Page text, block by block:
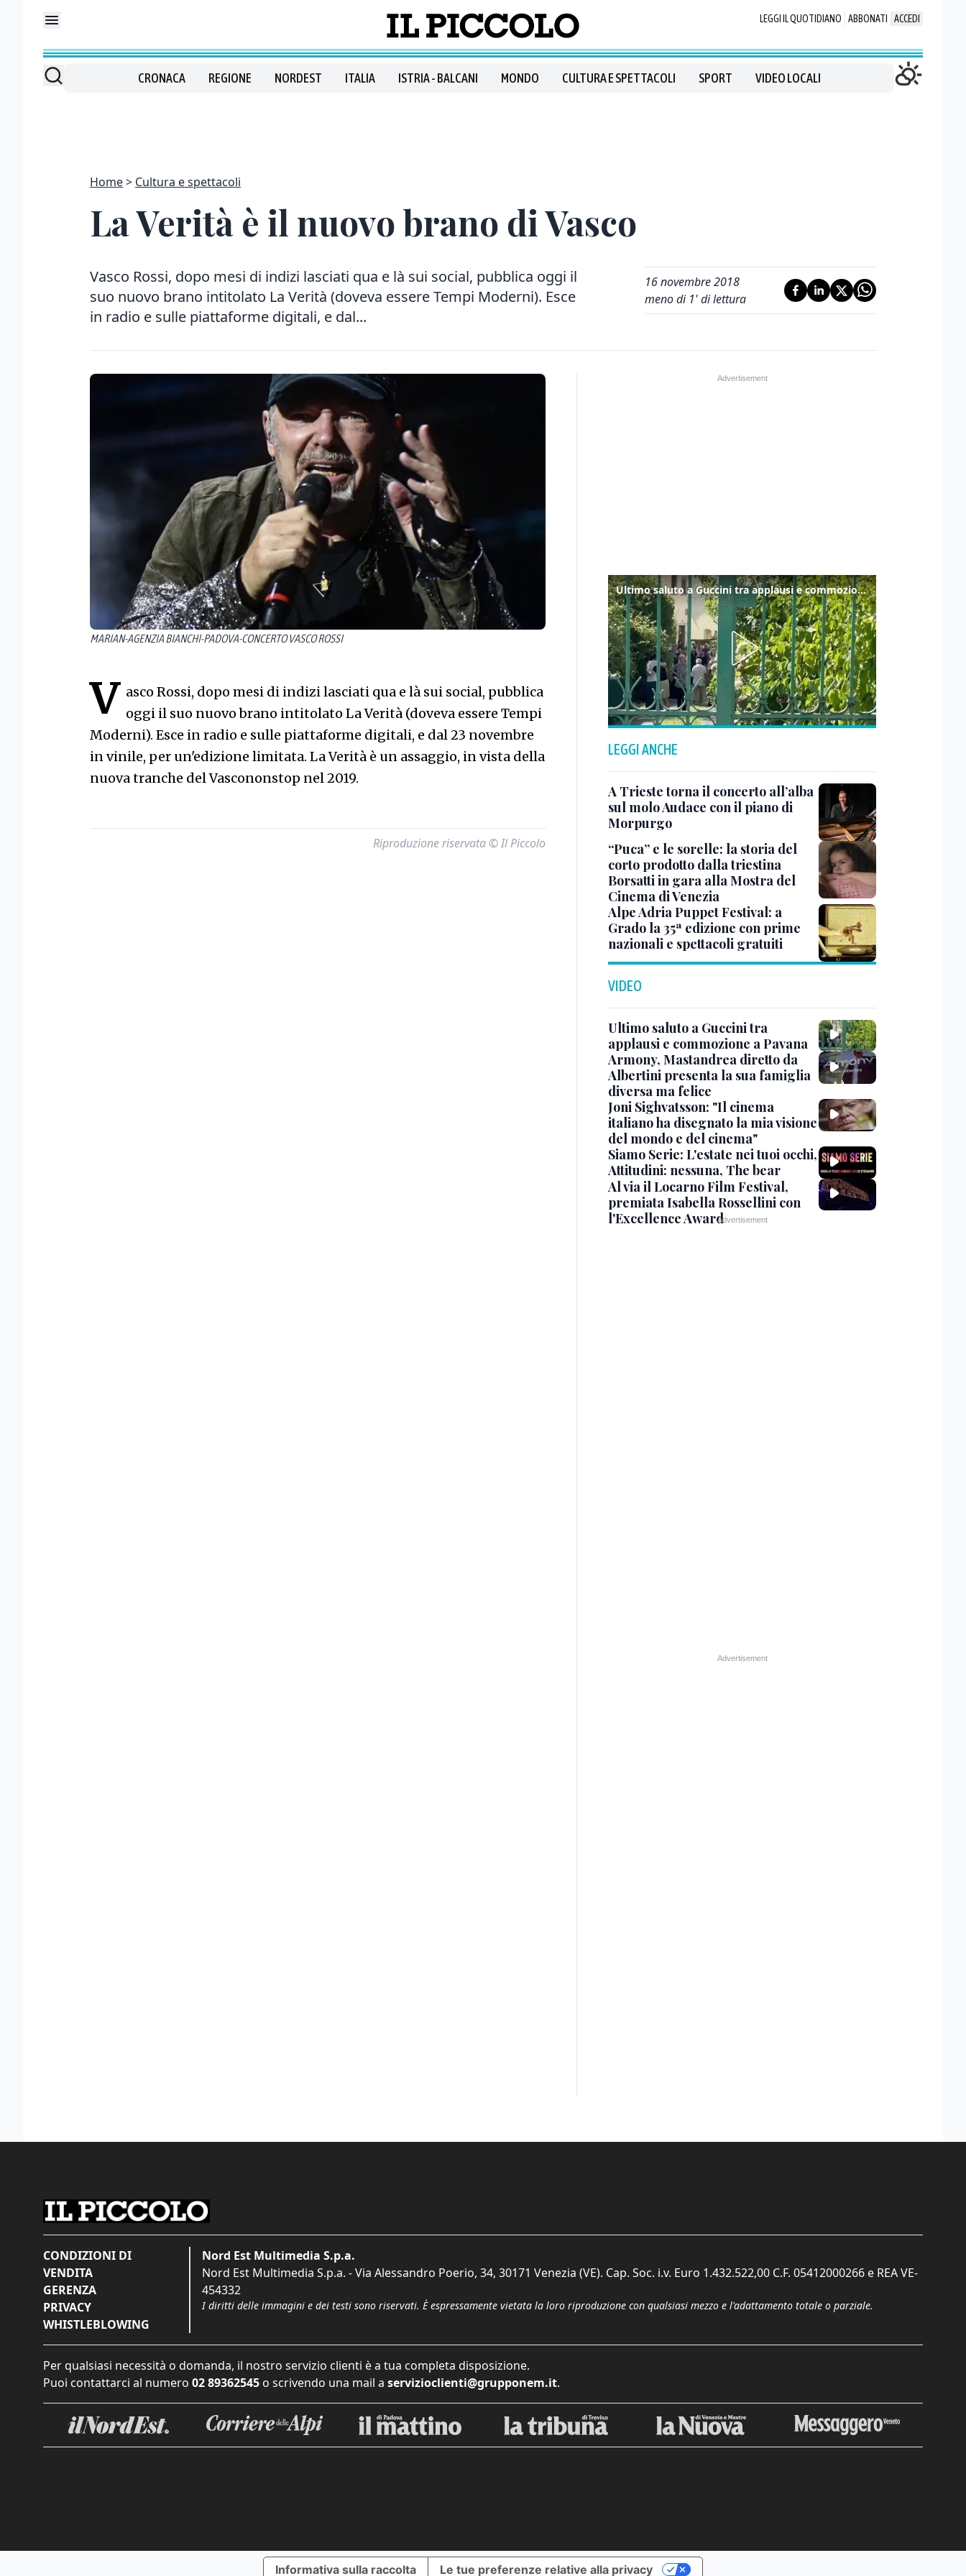
LEGGI IL QUOTIDIANO ABBONATI ACCEDI
CRONACA REGIONE NORDEST ITALIA ISTRIA - BALCANI MONDO CULTURA E SPETTACOLI SPORT VIDEO LOCALI
Home Cultura e spettacoli
La Verità è il nuovo brano di Vasco
Vasco Rossi, dopo mesi di indizi lasciati qua e là sui social, pubblica oggi il
suo nuovo brano intitolato La Verità (doveva essere Tempi Moderni). Esce
in radio e sulle piattaforme digitali, e dal...
16 novembre 2018
meno di 1' di lettura
MARIAN-AGENZIA BIANCHI-PADOVA-CONCERTO VASCO ROSSI
V asco Rossi, dopo mesi di indizi lasciati qua e là sui social, pubblica
oggi il suo nuovo brano intitolato La Verità (doveva essere Tempi
Moderni). Esce in radio e sulle piattaforme digitali, e dal 23 novembre
in vinile, per un'edizione limitata. La Verità è un assaggio, in vista della
nuova tranche del Vascononstop nel 2019.
Riproduzione riservata © Il Piccolo
Ultimo saluto a Guccini tra applausi e commozione a Pavana
LEGGI ANCHE
A Trieste torna il concerto all’alba
sul molo Audace con il piano di
Morpurgo
“Puca” e le sorelle: la storia del
corto prodotto dalla triestina
Borsatti in gara alla Mostra del
Cinema di Venezia
Alpe Adria Puppet Festival: a
Grado la 35ª edizione con prime
nazionali e spettacoli gratuiti
VIDEO
Ultimo saluto a Guccini tra
applausi e commozione a Pavana
Armony, Mastandrea diretto da
Albertini presenta la sua famiglia
diversa ma felice
Joni Sighvatsson: "Il cinema
italiano ha disegnato la mia visione
del mondo e del cinema"
Siamo Serie: L'estate nei tuoi occhi,
Attitudini: nessuna, The bear
Al via il Locarno Film Festival,
premiata Isabella Rossellini con
l'Excellence Award
CONDIZIONI DI
VENDITA
GERENZA
PRIVACY
WHISTLEBLOWING
Nord Est Multimedia S.p.a.
Nord Est Multimedia S.p.a. - Via Alessandro Poerio, 34, 30171 Venezia (VE). Cap. Soc. i.v. Euro 1.432.522,00 C.F. 05412000266 e REA VE-
454332
I diritti delle immagini e dei testi sono riservati. È espressamente vietata la loro riproduzione con qualsiasi mezzo e l'adattamento totale o parziale.
Per qualsiasi necessità o domanda, il nostro servizio clienti è a tua completa disposizione.
Puoi contattarci al numero 02 89362545 o scrivendo una mail a servizioclienti@grupponem.it.
Informativa sulla raccolta Le tue preferenze relative alla privacy